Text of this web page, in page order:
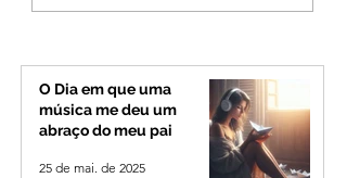
do partido, Cleitinho é
ao Governo de Minas
O Dia em que uma
música me deu um
abraço do meu pai
25 de mai. de 2025